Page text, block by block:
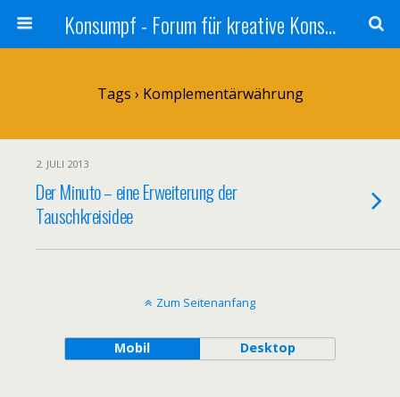
Konsumpf - Forum für kreative Konsumkritik - Culture Jamming, Nachhaltigkeit, Konzernkritik, Adbusting
Tags › Komplementärwährung
2. JULI 2013
Der Minuto – eine Erweiterung der
Tauschkreisidee
Zum Seitenanfang
Mobil Desktop